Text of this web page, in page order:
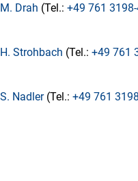
M. Drah (Tel.: +49 761
H. Strohbach (Tel.: +49 761
S. Nadler(Tel.: +49 761